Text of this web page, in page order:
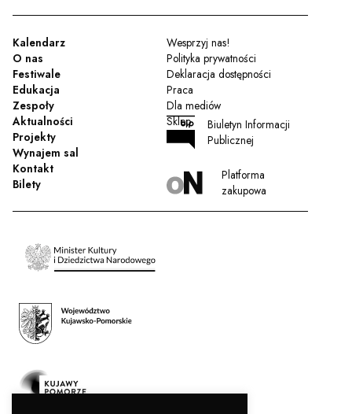
Kalendarz
O nas
Festiwale
Edukacja
Zespoły
Aktualności
Projekty
Wynajem sal
Kontakt
Bilety
Wesprzyj nas!
Polityka prywatności
Deklaracja dostępności
Praca
Dla mediów
Sklep
Biuletyn Informacji
Publicznej
Platforma
zakupowa